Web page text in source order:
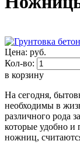
Цена: руб.
Кол-во:
в корзину
На сегодня,
необходимы в
различного рода
которые удобно
ножниц,